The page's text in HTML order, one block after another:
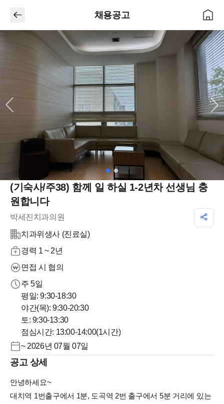
채용공고
(기숙사/주38) 함께 일 하실 1-2년차 선생님 충
원합니다
박세진치과의원
치과위생사 (진료실)
경력 1 ~ 2년
면접 시 협의
주 5일
평일: 9:30-18:30
야간(목): 9:30-20:30
토: 9:30-13:30
점심시간: 13:00-14:00(1시간)
~ 2026년 07월 07일
공고 상세
안녕하세요~
대치역 1번출구에서 1분, 도곡역 2번 출구에서 5분 거리에 있는